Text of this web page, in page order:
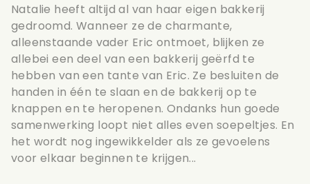
Natalie heeft altijd al van haar eigen bakkerij
gedroomd. Wanneer ze de charmante,
alleenstaande vader Eric ontmoet, blijken ze
allebei een deel van een bakkerij geërfd te
hebben van een tante van Eric. Ze besluiten de
handen in één te slaan en de bakkerij op te
knappen en te heropenen. Ondanks hun goede
samenwerking loopt niet alles even soepeltjes. En
het wordt nog ingewikkelder als ze gevoelens
voor elkaar beginnen te krijgen...